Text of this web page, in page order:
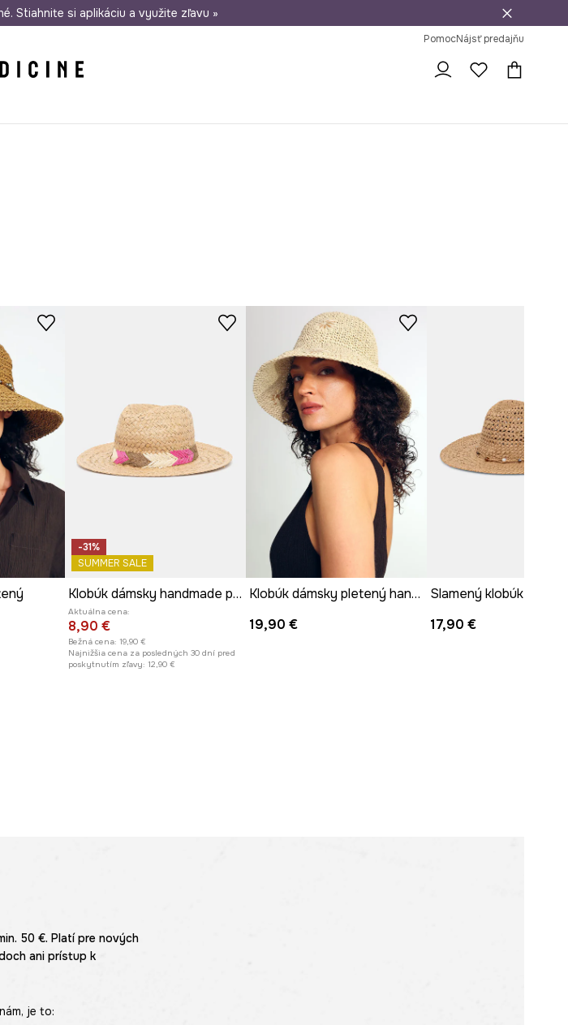
aj do 24 hodín 30 dní na vrátenie tovaru
Stiahnite si aplikáciu a využite zľavu »
PomocNájsť predajňu
-31%
SUMMER SALE
Klobúk dámsky handmade pletené béžová farba
Aktuálna cena:
8,90 €
Bežná cena: 19,90 €
Najnižšia cena za posledných 30 dní pred
poskytnutím zľavy: 12,90 €
Klobúk dámsky pletený handmade
19,90 €
17,90 €
50 €. Platí pre nových
ani prístup k
je to: